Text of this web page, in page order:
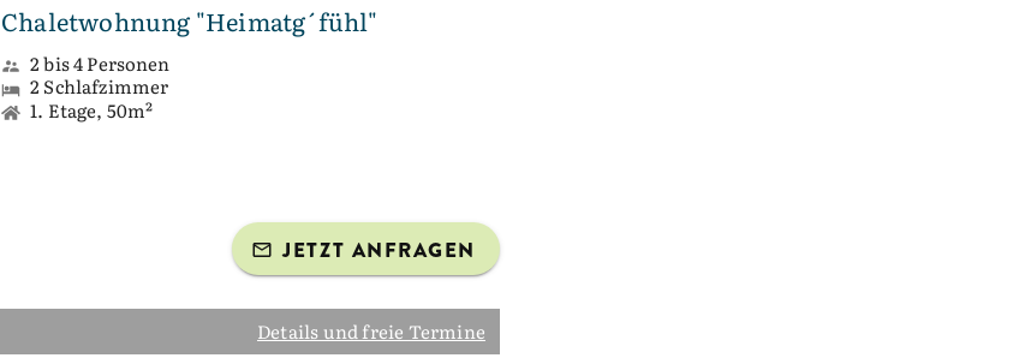
Chaletwohnung "Heimatg´fühl"
2 bis 4 Personen
2 Schlafzimmer
1. Etage, 50m²
JETZT ANFRAGEN
Details und freie Termine